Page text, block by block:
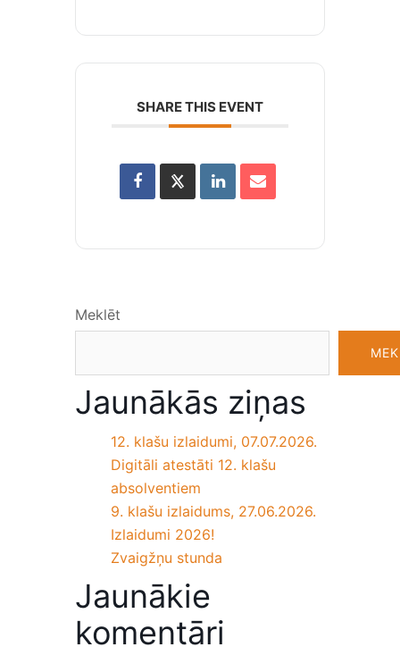
SHARE THIS EVENT
Meklēt
Jaunākās ziņas
12. klašu izlaidumi, 07.07.2026.
Digitāli atestāti 12. klašu
absolventiem
9. klašu izlaidums, 27.06.2026.
Izlaidumi 2026!
Zvaigžņu stunda
Jaunākie
komentāri